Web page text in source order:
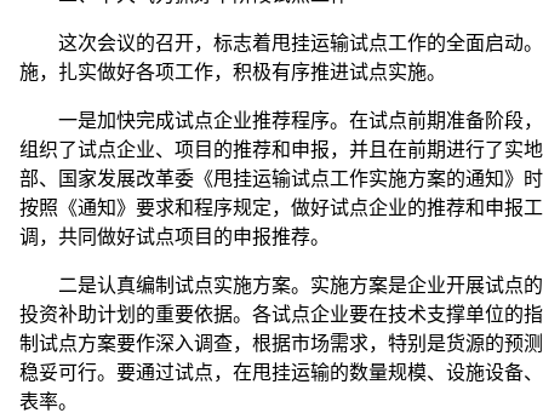
这次会议的召开，标志着甩挂运输试点工作的全面启动。
施，扎实做好各项工作，积极有序推进试点实施。
一是加快完成试点企业推荐程序。在试点前期准备阶段，
组织了试点企业、项目的推荐和申报，并且在前期进行了实
部、国家发展改革委《甩挂运输试点工作实施方案的通知》
按照《通知》要求和程序规定，做好试点企业的推荐和申报
调，共同做好试点项目的申报推荐。
二是认真编制试点实施方案。实施方案是企业开展试点的
投资补助计划的重要依据。各试点企业要在技术支撑单位的
制试点方案要作深入调查，根据市场需求，特别是货源的预
稳妥可行。要通过试点，在甩挂运输的数量规模、设施设备
表率。